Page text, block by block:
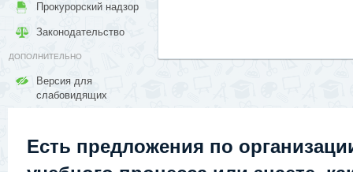
Прокурорский надзор
Законодательство
ДОПОЛНИТЕЛЬНО
Версия для
слабовидящих
Есть предложения по